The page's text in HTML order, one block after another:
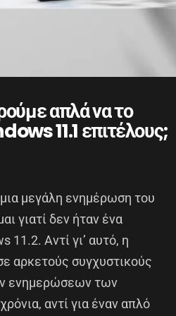
απλά να το
11.1 επιτέλους;
μεγάλη ενημέρωση του
γιατί δεν ήταν ένα
11.2. Αντί γι’ αυτό, η
αρκετούς συγχυστικούς
ενημερώσεων των
αντί για έναν απλό